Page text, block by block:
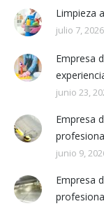
Limpieza
julio 7, 2026
Empresa
junio 23,
Empresa
junio 9,
Empresa